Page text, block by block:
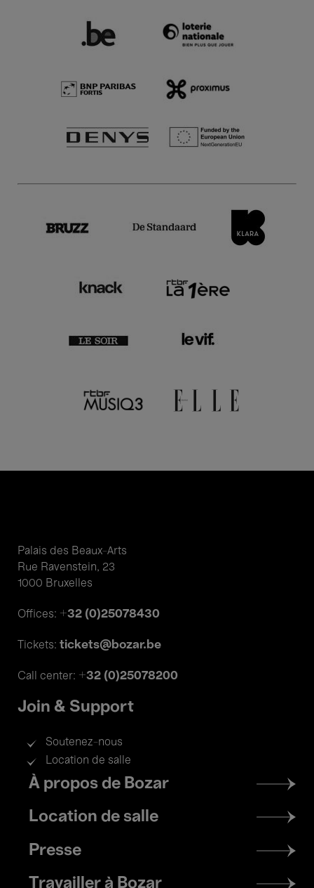
Palais des Beaux-Arts
Rue Ravenstein, 23
1000 Bruxelles
Offices: +32 (0)25078430
Tickets: tickets@bozar.be
Call center: +32 (0)25078200
Join & Support
Soutenez-nous
Location de salle
Footer
menu
À propos de Bozar
Location de salle
Presse
Travailler à Bozar